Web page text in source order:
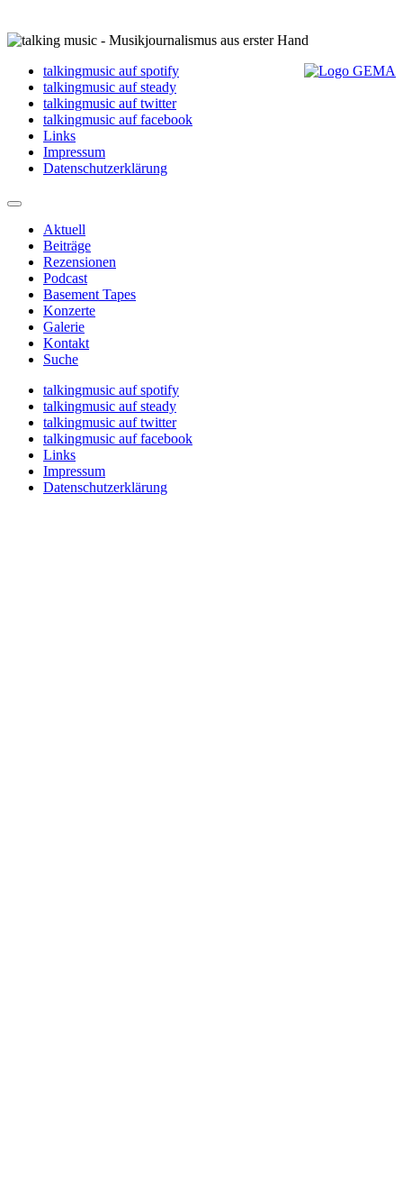
talkingmusic auf spotify
talkingmusic auf steady
talkingmusic auf twitter
talkingmusic auf facebook
Links
Impressum
Datenschutzerklärung
Aktuell
Beiträge
Rezensionen
Podcast
Basement Tapes
Konzerte
Galerie
Kontakt
Suche
talkingmusic auf spotify
talkingmusic auf steady
talkingmusic auf twitter
talkingmusic auf facebook
Links
Impressum
Datenschutzerklärung